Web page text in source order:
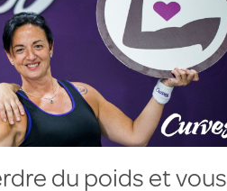
du poids et vous